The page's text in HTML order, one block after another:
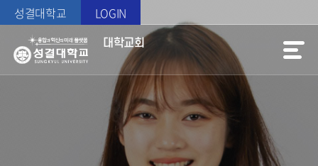
성결대학교 LOGIN
대학교회